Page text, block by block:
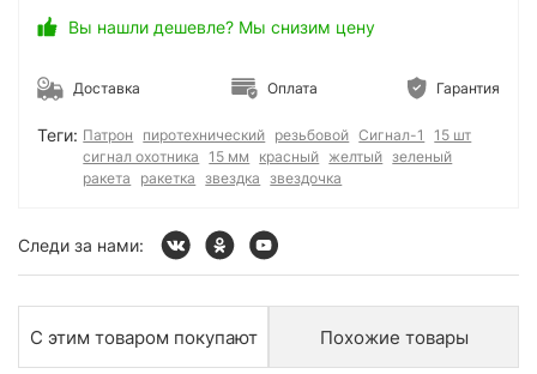
Вы нашли дешевле? Мы снизим цену
Доставка Оплата Гарантия
Теги: Патрон пиротехнический резьбовой Сигнал-1
15 шт
сигнал охотника
15 мм красный желтый зеленый
ракета
ракетка звездка звездочка
Следи за нами:
С этим товаром покупают Похожие товары